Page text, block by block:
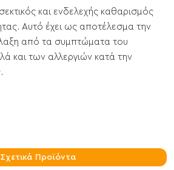
και ενδελεχής καθαρισμός
Αυτό έχει ως αποτέλεσμα την
από τα συμπτώματα του
και των αλλεργιών κατά την
Σχετικά Προϊόντα